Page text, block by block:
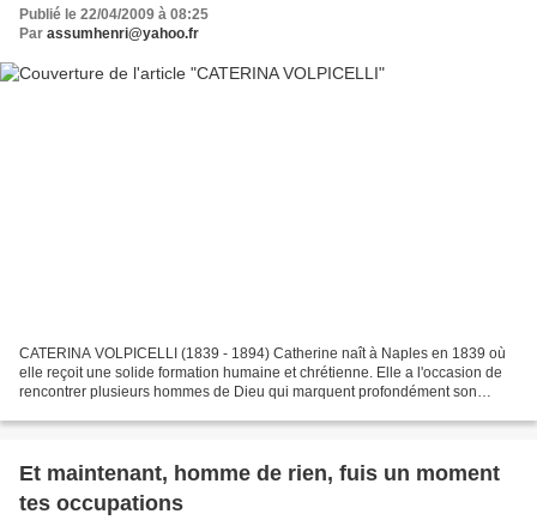
Publié le 22/04/2009 à 08:25
Par assumhenri@yahoo.fr
CATERINA VOLPICELLI (1839 - 1894) Catherine naît à Naples en 1839 où
elle reçoit une solide formation humaine et chrétienne. Elle a l'occasion de
rencontrer plusieurs hommes de Dieu qui marquent profondément son
Et maintenant, homme de rien, fuis un moment
tes occupations